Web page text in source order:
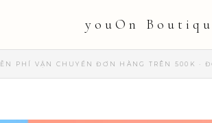
youOn
PHÍ VẬN CHUYỂN ĐƠN HÀNG TRÊN 500K ·